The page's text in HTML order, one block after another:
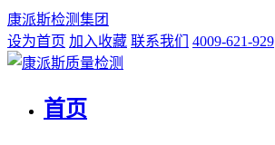
康派斯检测集团
设为首页 加入收藏 联系我们 4009-621-929
首页